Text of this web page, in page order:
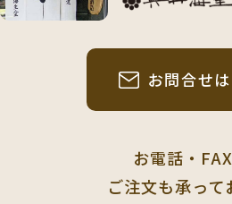
お問合せ
お電話・
ご注文も承って